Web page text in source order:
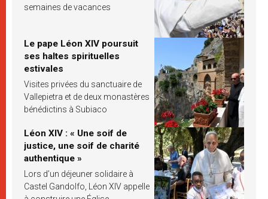
semaines de vacances
Le pape Léon XIV poursuit
ses haltes spirituelles
estivales
Visites privées du sanctuaire de
Vallepietra et de deux monastères
bénédictins à Subiaco
Léon XIV : « Une soif de
justice, une soif de charité
authentique »
Lors d’un déjeuner solidaire à
Castel Gandolfo, Léon XIV appelle